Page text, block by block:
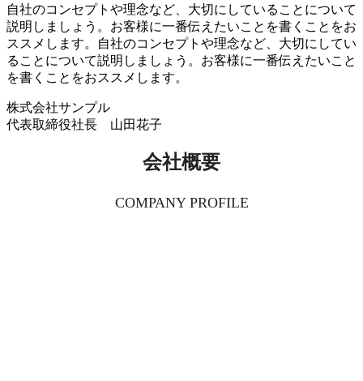
自社のコンセプトや理念など、大切にしていることについて
説明しましょう。お客様に一番伝えたいことを書くことをお
ススメします。自社のコンセプトや理念など、大切にしてい
ることについて説明しましょう。お客様に一番伝えたいこと
を書くことをおススメします。
株式会社サンプル
代表取締役社長 山田花子
会社概要
COMPANY PROFILE